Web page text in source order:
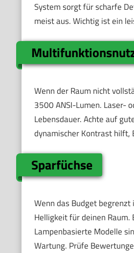
System sorgt für scharfe
meist aus. Wichtig ist ein
Wenn der Raum nicht
3500 ANSI-Lumen. Laser-
Lebensdauer. Achte auf
dynamischer Kontrast hilft,
Sparfüchse
Wenn das Budget
Helligkeit für deinen
Lampenbasierte Modelle
Wartung. Prüfe